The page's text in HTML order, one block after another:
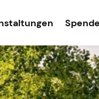
Spende